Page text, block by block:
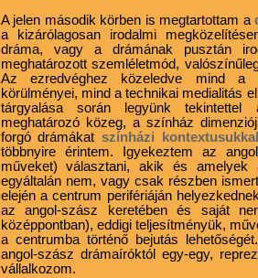
A jelen második körben is megtartottam a
a kizárólagosan irodalmi
dráma, vagy a drámának pusztán
meghatározott szemléletmód,
Az ezredvéghez közeledve mind a
körülményei, mind a technikai medialitás
tárgyalása során legyünk tekintettel
meghatározó közeg, a színház
forgó drámákat színházi
többnyire érintem. Igyekeztem az
műveket) választani, akik és
egyáltalán nem, vagy csak részben
elején a centrum perifériáján
az angol-szász keretében és saját
középpontban), eddigi teljesítményük,
a centrumba történő bejutás
angol-szász drámaíróktól egy-egy,
vállalkozom.